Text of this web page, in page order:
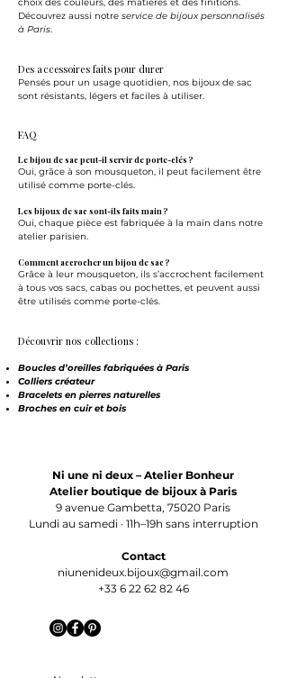
choix des couleurs, des matières et des finitions.
Découvrez aussi notre service de bijoux personnalisés
à Paris.
Des accessoires faits pour durer
Pensés pour un usage quotidien, nos bijoux de sac
sont résistants, légers et faciles à utiliser.
FAQ
Le bijou de sac peut-il servir de porte-clés ?
Oui, grâce à son mousqueton, il peut facilement être
utilisé comme porte-clés.
Les bijoux de sac sont-ils faits main ?
Oui, chaque pièce est fabriquée à la main dans notre
atelier parisien.
Comment accrocher un bijou de sac ?
Grâce à leur mousqueton, ils s’accrochent facilement
à tous vos sacs, cabas ou pochettes, et peuvent aussi
être utilisés comme porte-clés.
Découvrir nos collections :
Boucles d’oreilles fabriquées à Paris
Colliers créateur
Bracelets en pierres naturelles
Broches en cuir et bois
Ni une ni deux – Atelier Bonheur
Atelier boutique de bijoux à Paris
9 avenue Gambetta, 75020 Paris
Lundi au samedi · 11h–19h sans interruption
Contact
niunenideux.bijoux@gmail.com
+33 6 22 62 82 46